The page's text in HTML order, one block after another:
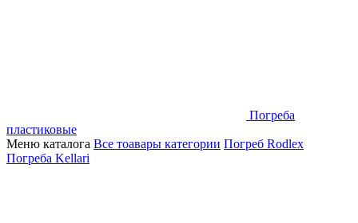
Погреба
пластиковые
Меню каталога Все тоавары категории Погреб Rodlex
Погреба Kellari